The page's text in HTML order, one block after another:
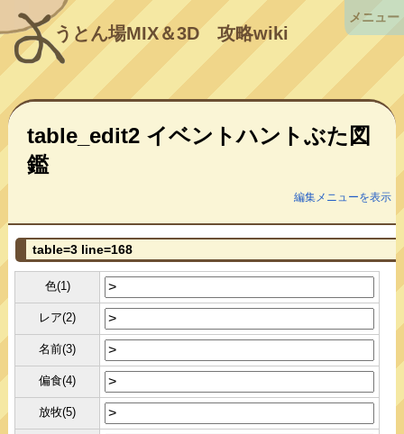
うとん場MIX＆3D攻略wiki
table_edit2 イベントハントぶた図
鑑
編集メニューを表示
table=3 line=168
色(1)
レア(2)
名前(3)
偏食(4)
放牧(5)
メニュー